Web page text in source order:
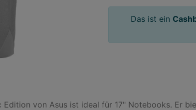
Das ist ein
Edition von Asus ist ideal für 17" Notebooks. Er